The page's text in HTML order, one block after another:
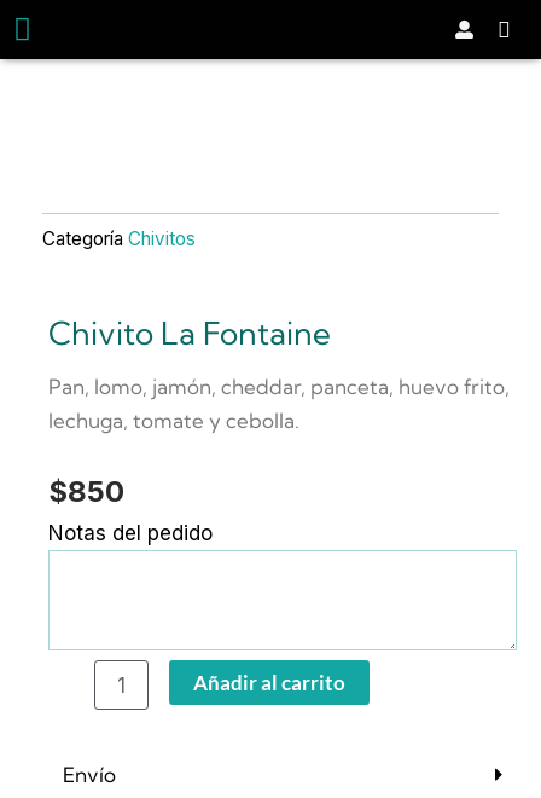
Menú
Categoría Chivitos
Chivito La Fontaine
Pan, lomo, jamón, cheddar, panceta, huevo frito,
lechuga, tomate y cebolla.
$850
Notas del pedido
Chivito
Añadir al carrito
Envío